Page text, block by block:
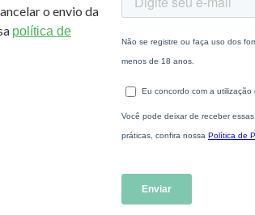
o envio da
política de